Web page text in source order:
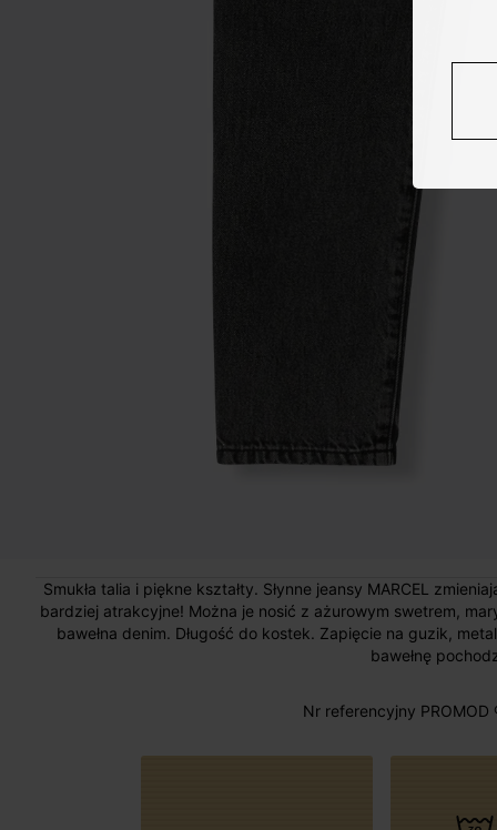
Smukła talia i piękne kształty. Słynne jeansy MARCEL
bardziej atrakcyjne! Można je nosić z ażurowym swetrem,
bawełna denim. Długość do kostek. Zapięcie na guzik,
bawełnę
Nr referencyjny